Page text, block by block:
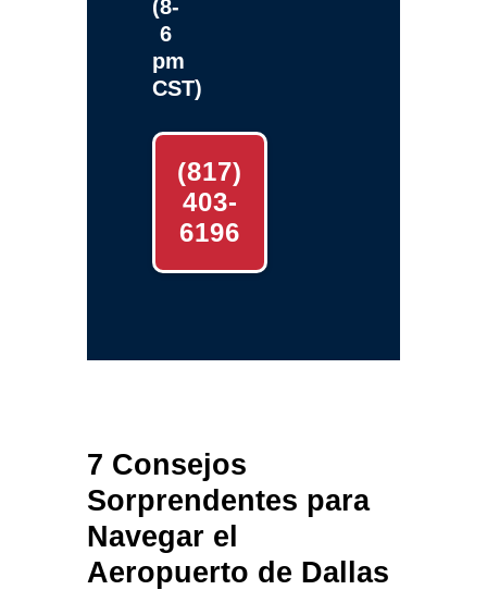
(8-
6
pm
CST)
(817)
403-
6196
7 Consejos
Sorprendentes para
Navegar el
Aeropuerto de Dallas